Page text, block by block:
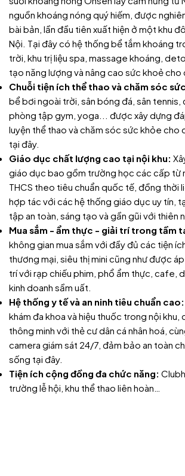
nguồn khoáng nóng quý hiếm, được
bài bản, lần đầu tiên xuất hiện ở một khu
Nội. Tại đây có hệ thống bể tắm khoáng
trời, khu trị liệu spa, massage khoáng,
tạo năng lượng và nâng cao sức khoẻ cho
Chuỗi tiện ích thể thao và chăm sóc
bể bơi ngoài trời, sân bóng đá, sân
phòng tập gym, yoga... được xây dựng
luyện thể thao và chăm sóc sức khỏe cho
tại đây.
Giáo dục chất lượng cao tại nội khu:
giáo dục bao gồm trường học các cấp từ
THCS theo tiêu chuẩn quốc tế, đồng thời
hợp tác với các hệ thống giáo dục uy tín,
tập an toàn, sáng tạo và gần gũi với thiên
Mua sắm - ẩm thực - giải trí trong tầm
không gian mua sắm với đầy đủ các tiện
thương mại, siêu thị mini cũng như được
trí với rạp chiếu phim, phổ ẩm thực, cafe,
kinh doanh sầm uất.
Hệ thống y tế và an ninh tiêu chuẩn cao:
khám đa khoa và hiệu thuốc trong nội khu,
thông minh với thẻ cư dân cá nhân hoá,
camera giám sát 24/7, đảm bảo an toàn
sống tại đây.
Tiện ích cộng đồng đa chức năng:
trường lễ hội, khu thể thao liên hoàn…